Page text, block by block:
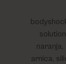
arnica,